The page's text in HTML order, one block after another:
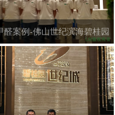
醛案例-佛山世纪滨海碧桂园